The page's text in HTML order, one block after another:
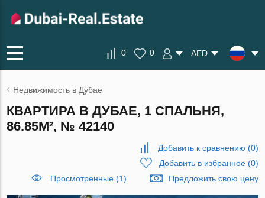
0 0 AED
Недвижимость в Дубае
КВАРТИРА В ДУБАЕ, 1 СПАЛЬНЯ,
86.85М², № 42140
Добавить к сравнению (0)
Добавить в избранное(0)
Просмотренные (1)
Предложить свою цену